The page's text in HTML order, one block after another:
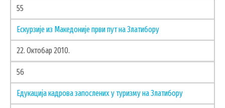
55
Ескурзије из Македоније први пут на Златибору
22. Октобар 2010.
56
Едукација кадрова запослених у туризму на Златибору